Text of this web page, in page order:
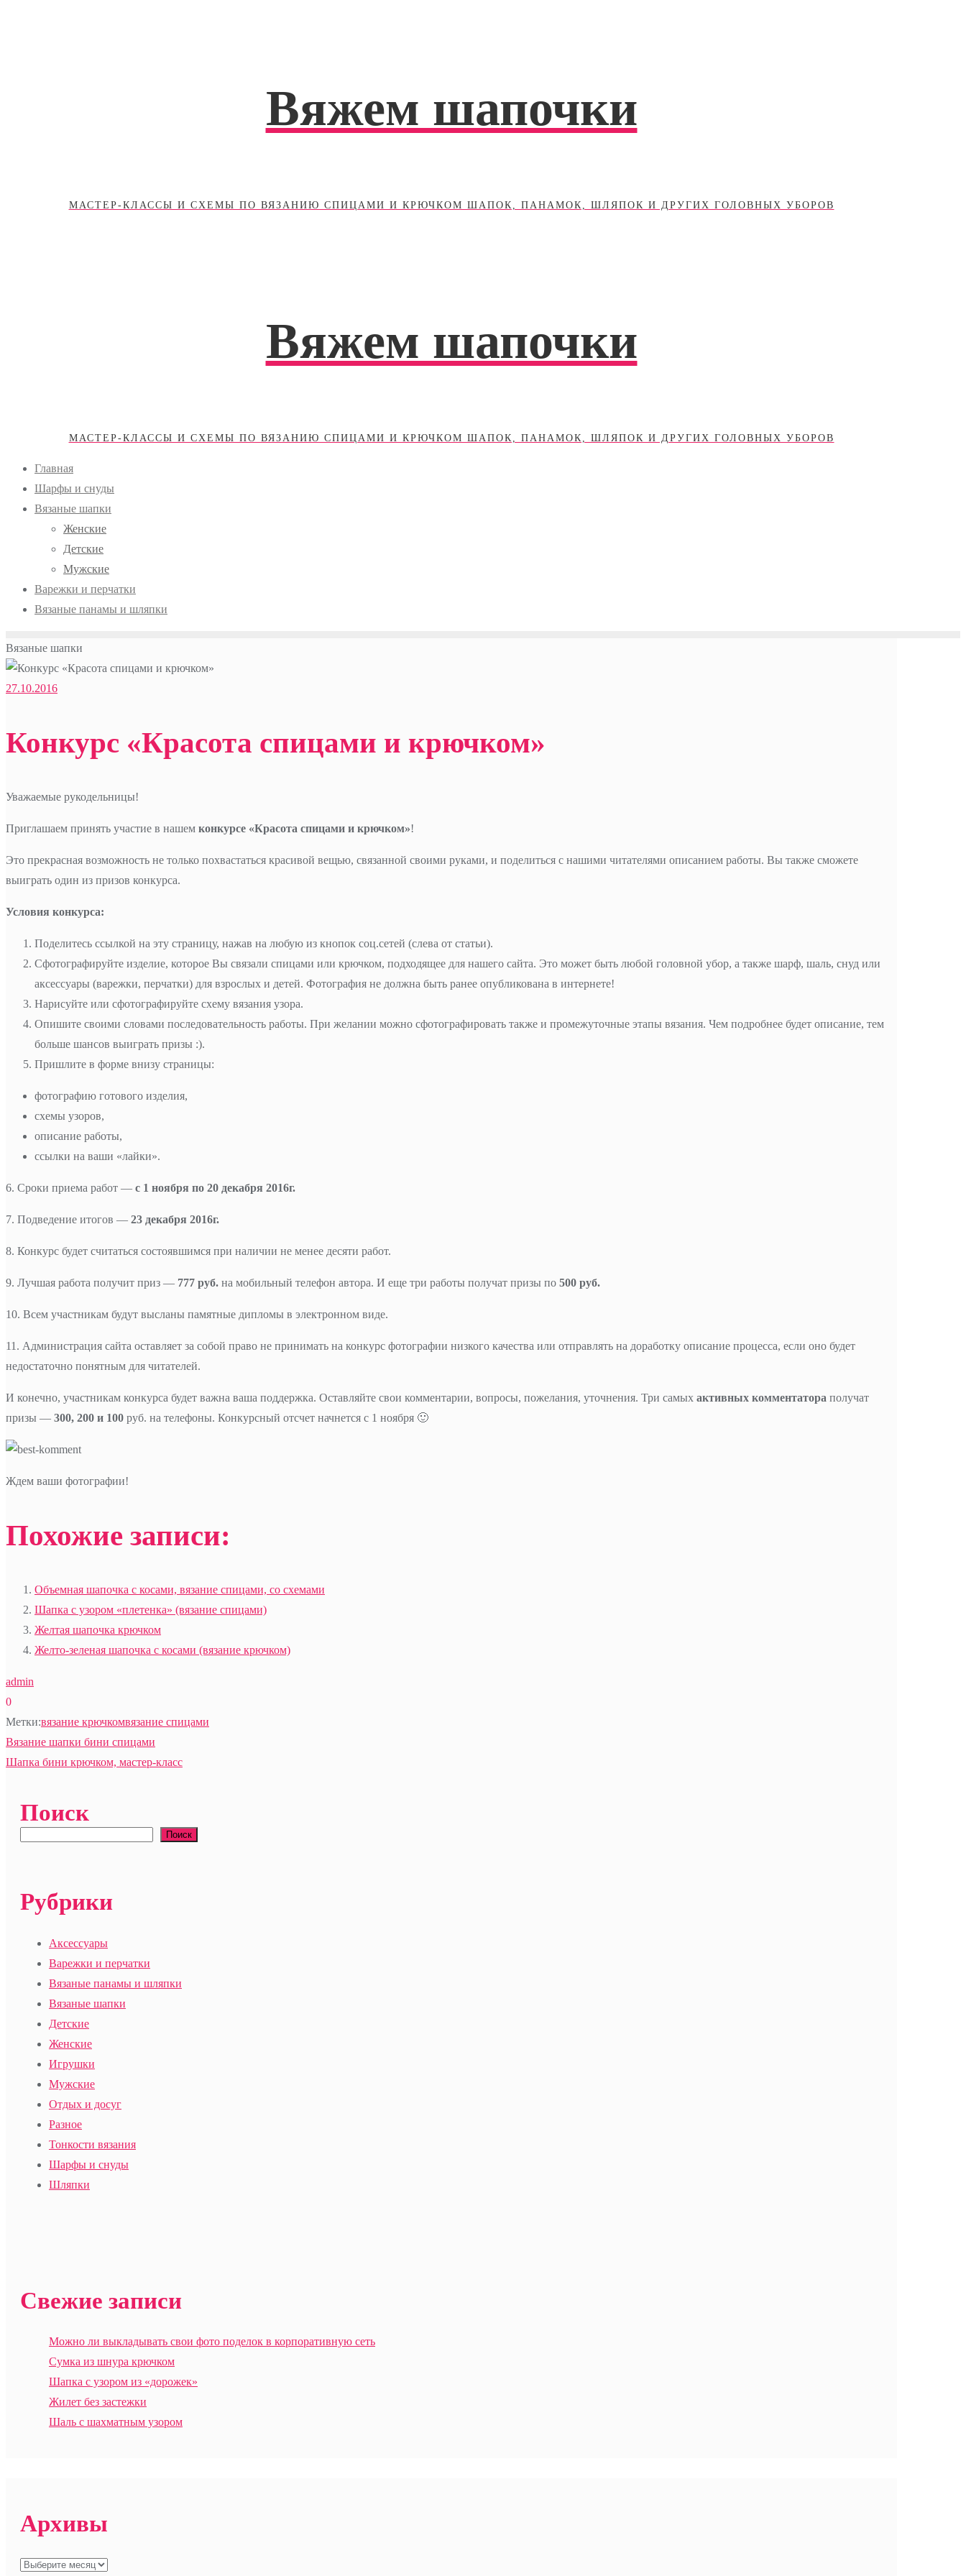
Вяжем шапочки
МАСТЕР-КЛАССЫ И СХЕМЫ ПО ВЯЗАНИЮ СПИЦАМИ И КРЮЧКОМ ШАПОК, ПАНАМОК, ШЛЯПОК И ДРУГИХ ГОЛОВНЫХ УБОРОВ
Вяжем шапочки
МАСТЕР-КЛАССЫ И СХЕМЫ ПО ВЯЗАНИЮ СПИЦАМИ И КРЮЧКОМ ШАПОК, ПАНАМОК, ШЛЯПОК И ДРУГИХ ГОЛОВНЫХ УБОРОВ
Главная
Шарфы и снуды
Вязаные шапки
Женские
Детские
Мужские
Варежки и перчатки
Вязаные панамы и шляпки
Вязаные шапки
27.10.2016
Конкурс «Красота спицами и крючком»
Уважаемые рукодельницы!
Приглашаем принять участие в нашем конкурсе «Красота спицами и крючком»!
Это прекрасная возможность не только похвастаться красивой вещью, связанной своими руками, и поделиться с нашими читателями описанием работы. Вы также сможете
выиграть один из призов конкурса.
Условия конкурса:
Поделитесь ссылкой на эту страницу, нажав на любую из кнопок соц.сетей (слева от статьи).
Сфотографируйте изделие, которое Вы связали спицами или крючком, подходящее для нашего сайта. Это может быть любой головной убор, а также шарф, шаль, снуд или
аксессуары (варежки, перчатки) для взрослых и детей. Фотография не должна быть ранее опубликована в интернете!
Нарисуйте или сфотографируйте схему вязания узора.
Опишите своими словами последовательность работы. При желании можно сфотографировать также и промежуточные этапы вязания. Чем подробнее будет описание, тем
больше шансов выиграть призы :).
Пришлите в форме внизу страницы:
фотографию готового изделия,
схемы узоров,
описание работы,
ссылки на ваши «лайки».
6. Сроки приема работ — с 1 ноября по 20 декабря 2016г.
7. Подведение итогов — 23 декабря 2016г.
8. Конкурс будет считаться состоявшимся при наличии не менее десяти работ.
9. Лучшая работа получит приз — 777 руб. на мобильный телефон автора. И еще три работы получат призы по 500 руб.
10. Всем участникам будут высланы памятные дипломы в электронном виде.
11. Администрация сайта оставляет за собой право не принимать на конкурс фотографии низкого качества или отправлять на доработку описание процесса, если оно будет
недостаточно понятным для читателей.
И конечно, участникам конкурса будет важна ваша поддержка. Оставляйте свои комментарии, вопросы, пожелания, уточнения. Три самых активных комментатора получат
призы — 300, 200 и 100 руб. на телефоны. Конкурсный отсчет начнется с 1 ноября 🙂
Ждем ваши фотографии!
Похожие записи:
Объемная шапочка с косами, вязание спицами, со схемами
Шапка с узором «плетенка» (вязание спицами)
Желтая шапочка крючком
Желто-зеленая шапочка с косами (вязание крючком)
admin
0
Метки:вязание крючкомвязание спицами
Навигация
записям
Вязание шапки бини спицами
Шапка бини крючком, мастер-класс
Поиск
Поиск
Рубрики
Аксессуары
Варежки и перчатки
Вязаные панамы и шляпки
Вязаные шапки
Детские
Женские
Игрушки
Мужские
Отдых и досуг
Разное
Тонкости вязания
Шарфы и снуды
Шляпки
Свежие записи
Можно ли выкладывать свои фото поделок в корпоративную сеть
Сумка из шнура крючком
Шапка с узором из «дорожек»
Жилет без застежки
Шаль с шахматным узором
Архивы
Архивы